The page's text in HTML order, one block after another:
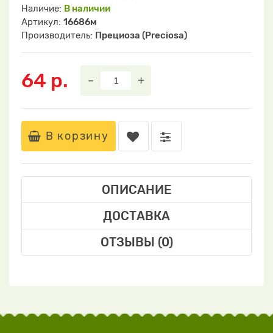
Наличие: В наличии
Артикул: 16686м
Производитель: Прециоза (Preciosa)
64 р. – +
В корзину
ОПИСАНИЕ
ДОСТАВКА
ОТЗЫВЫ (0)